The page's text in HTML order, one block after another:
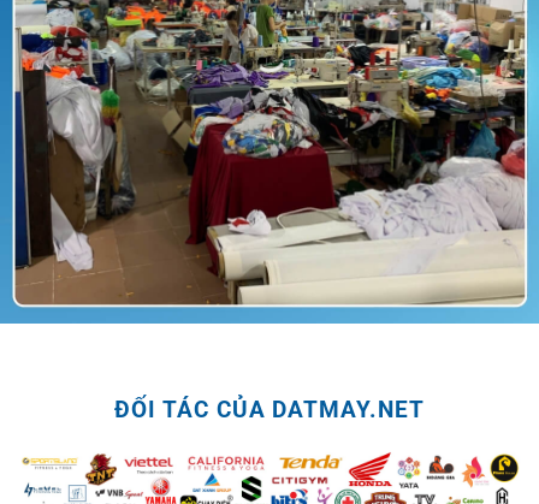
ĐỐI TÁC CỦA DATMAY.NET